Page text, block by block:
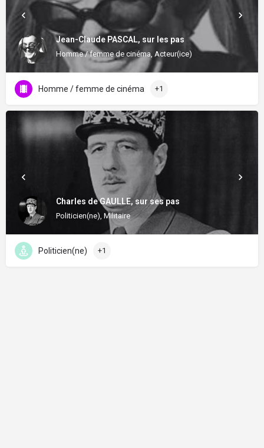
Jean-Claude PASCAL, sur les pas
Homme / femme de cinéma, Acteur(ice)
Homme / femme de cinéma +1
Charles de GAULLE, sur ses pas
Politicien(ne), Militaire
Politicien(ne) +1